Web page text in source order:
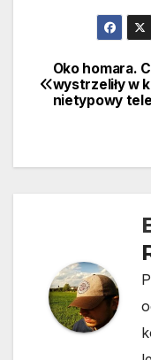
wpisu
Oko homara.
wystrzeliły w
nietypowy